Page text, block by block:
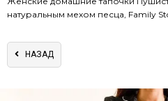
натуральным мехом песца, Family
НАЗАД